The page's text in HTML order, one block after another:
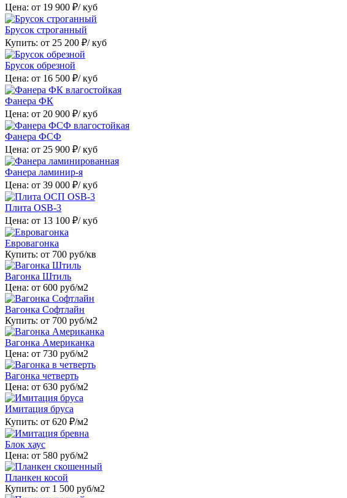
Цена: от 19 900 ₽/ куб
Брусок строганный
Купить: от 25 200 ₽/ куб
Брусок обрезной
Цена: от 16 500 ₽/ куб
Фанера ФК
Цена: от 20 900 ₽/ куб
Фанера ФСФ
Цена: от 25 900 ₽/ куб
Фанера ламинир-я
Цена: от 39 000 ₽/ куб
Плита OSB-3
Цена: от 13 100 ₽/ куб
Евровагонка
Купить: от 700 руб/кв
Вагонка Штиль
Цена: от 600 руб/м2
Вагонка Софтлайн
Купить: от 700 руб/м2
Вагонка Американка
Цена: от 730 руб/м2
Вагонка четверть
Цена: от 630 руб/м2
Имитация бруса
Купить: от 620 ₽/м2
Блок хаус
Цена: от 580 руб/м2
Планкен косой
Купить: от 1 500 руб/м2